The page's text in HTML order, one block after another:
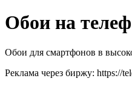
Обои на
Обои для смартфонов в
Реклама через биржу: https://